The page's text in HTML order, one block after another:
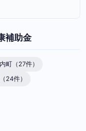
補助金
町（27件）
24件）